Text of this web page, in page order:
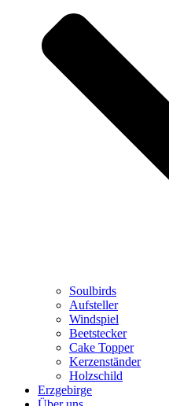
Soulbirds
Aufsteller
Windspiel
Beetstecker
Cake Topper
Kerzenständer
Holzschild
Erzgebirge